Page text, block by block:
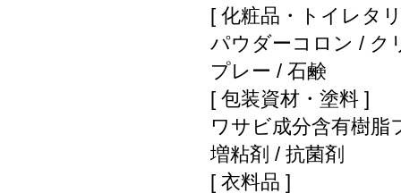
[ 化粧品・トイレタ
パウダーコロン / ク
プレー / 石鹸
[ 包装資材・塗料 ]
ワサビ成分含有樹脂
増粘剤 / 抗菌剤
[ 衣料品 ]